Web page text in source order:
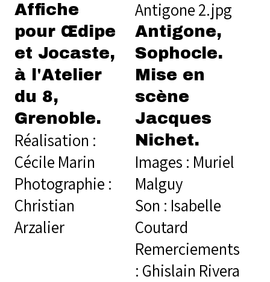
Affiche
pour Œdipe
et Jocaste,
à l'Atelier
du 8,
Grenoble.
Réalisation :
Cécile Marin
Photographie :
Christian
Arzalier
Antigone,
Sophocle.
Mise en
scène
Jacques
Nichet.
Images : Muriel
Malguy
Son : Isabelle
Coutard
Remerciements
: Ghislain Rivera